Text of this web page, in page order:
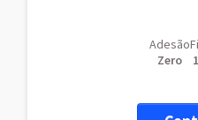
Adesão
Zero